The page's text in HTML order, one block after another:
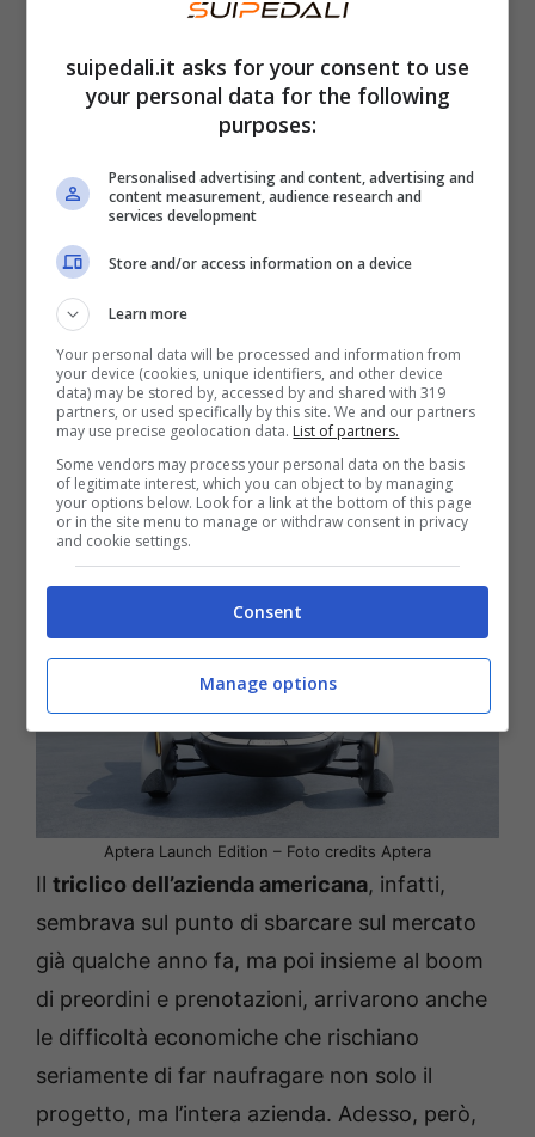
La vettura si presenta con una scocca in fibra
di carbonio alla quale saranno fissati altri 6
componenti ausiliari che formano l’intero
telaio con porte, pannelli carrozzeria e
passaruota. La grande novità, ovviamente,
saranno i
tetto, cofano anteriore e portellone
posteriore che serviranno a muovere l’auto
con un’autonomia extra stimata in 64 km
sfruttando anche un peso ridotto, pari ad
appena 820 kg, e un coefficiente
aerodinamico con un Cx di soli 0,13.
Aptera Launch Edition – Foto credits Aptera
Il triclico dell’azienda americana, infatti,
sembrava sul punto di sbarcare sul mercato
già qualche anno fa, ma poi insieme al boom
di preordini e prenotazioni, arrivarono anche
le difficoltà economiche che rischiano
seriamente di far naufragare non solo il
progetto, ma l’intera azienda. Adesso, però,
suipedali.it asks for your consent to use
your personal data for the following
purposes:
Personalised advertising and content, advertising and
content measurement, audience research and
services development
Store and/or access information on a device
Learn more
Your personal data will be processed and information from
your device (cookies, unique identifiers, and other device
data) may be stored by, accessed by and shared with 319
partners, or used specifically by this site. We and our partners
may use precise geolocation data. List of partners.
Some vendors may process your personal data on the basis
of legitimate interest, which you can object to by managing
your options below. Look for a link at the bottom of this page
or in the site menu to manage or withdraw consent in privacy
and cookie settings.
Consent
Manage options